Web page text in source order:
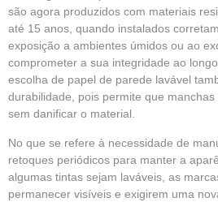
são agora produzidos com materiais
até 15 anos, quando instalados
exposição a ambientes úmidos ou ao
comprometer a sua integridade ao
escolha de papel de parede lavável
durabilidade, pois permite que
sem danificar o material.
No que se refere à necessidade de
retoques periódicos para manter a
algumas tintas sejam laváveis, as
permanecer visíveis e exigirem uma